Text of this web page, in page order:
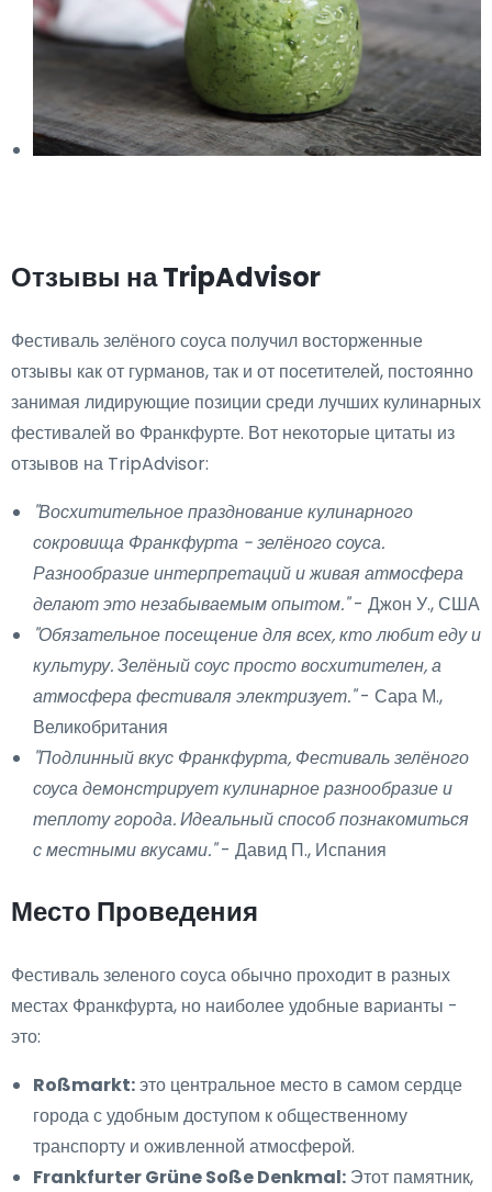
Отзывы на TripAdvisor
Фестиваль зелёного соуса получил восторженные
отзывы как от гурманов, так и от посетителей, постоянно
занимая лидирующие позиции среди лучших кулинарных
фестивалей во Франкфурте. Вот некоторые цитаты из
отзывов на TripAdvisor:
"Восхитительное празднование кулинарного
сокровища Франкфурта - зелёного соуса.
Разнообразие интерпретаций и живая атмосфера
делают это незабываемым опытом."- Джон У., США
"Обязательное посещение для всех, кто любит еду и
культуру. Зелёный соус просто восхитителен, а
атмосфера фестиваля электризует."- Сара М.,
Великобритания
"Подлинный вкус Франкфурта, Фестиваль зелёного
соуса демонстрирует кулинарное разнообразие и
теплоту города. Идеальный способ познакомиться
с местными вкусами."- Давид П., Испания
Место Проведения
Фестиваль зеленого соуса обычно проходит в разных
местах Франкфурта, но наиболее удобные варианты -
это:
Roßmarkt:это центральное место в самом сердце
города с удобным доступом к общественному
транспорту и оживленной атмосферой.
Frankfurter Grüne Soße Denkmal: Этот памятник,